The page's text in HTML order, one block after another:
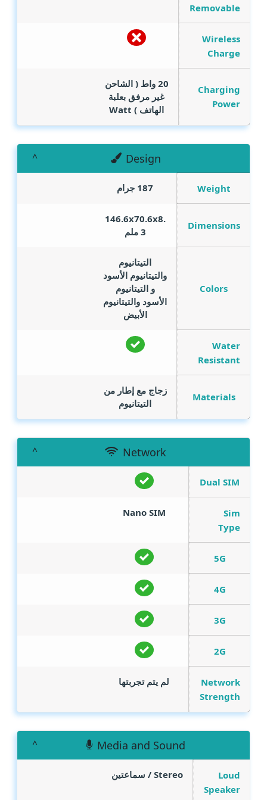
Removable
Wireless
Charge
Charging
Power
20 واط ( الشاحن
غير مرفق بعلبة
الهاتف ) Watt
Design
Weight 187 جرام
Dimensions
146.6x70.6x8.
3 ملم
Colors
التيتانيوم
والتيتانيوم الأسود
و التيتانيوم
الأسود والتيتانيوم
الأبيض
Water
Resistant
Materials
زجاج مع إطار من
التيتانيوم
Network
Dual SIM
Sim
Type
Nano SIM
5G
4G
3G
2G
Network
Strength
لم يتم تجربتها
Media and Sound
Loud
Speaker
Stereo / سماعتين